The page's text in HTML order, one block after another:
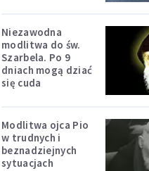
Niezawodna
modlitwa do św.
Szarbela. Po 9
dniach mogą dziać
się cuda
Modlitwa ojca Pio
w trudnych i
beznadziejnych
sytuacjach